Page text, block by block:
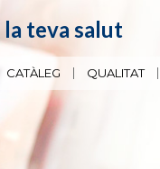
la teva salut
CATÀLEG QUALITAT